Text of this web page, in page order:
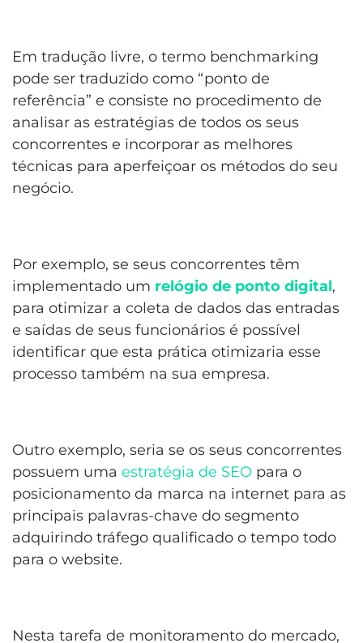
Em tradução livre, o termo benchmarking
pode ser traduzido como “ponto de
referência” e consiste no procedimento de
analisar as estratégias de todos os seus
concorrentes e incorporar as melhores
técnicas para aperfeiçoar os métodos do seu
negócio.
Por exemplo, se seus concorrentes têm
implementado um relógio de ponto digital,
para otimizar a coleta de dados das entradas
e saídas de seus funcionários é possível
identificar que esta prática otimizaria esse
processo também na sua empresa.
Outro exemplo, seria se os seus concorrentes
possuem uma estratégia de SEO para o
posicionamento da marca na internet para as
principais palavras-chave do segmento
adquirindo tráfego qualificado o tempo todo
para o website.
Nesta tarefa de monitoramento do mercado,